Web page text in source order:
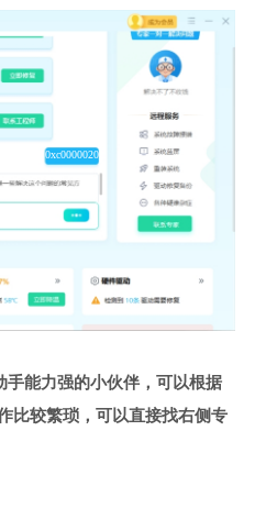
0xc0000020
能力强的小伙伴，可以根据
比较繁琐，可以直接找右侧专